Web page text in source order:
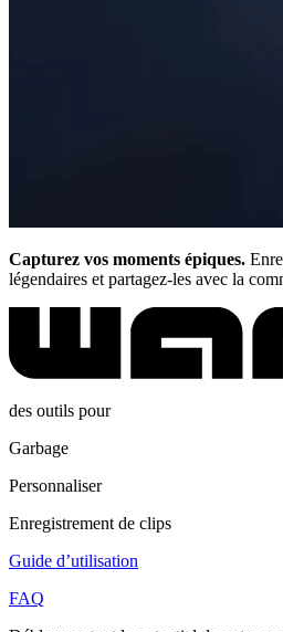
Capturez vos moments épiques.
légendaires et partagez-les avec la
des outils pour
Garbage
Personnaliser
Enregistrement de clips
Guide d’utilisation
FAQ